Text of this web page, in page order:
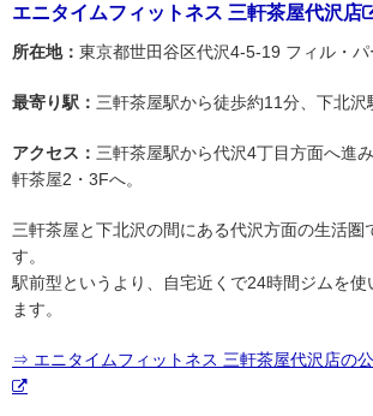
エニタイムフィットネス 三軒茶屋代沢店
所在地： 東京都世田谷区代沢4-5-19 フィル・
最寄り駅： 三軒茶屋駅から徒歩約11分、下北
アクセス： 三軒茶屋駅から代沢4丁目方面へ進
軒茶屋2・3Fへ。
三軒茶屋と下北沢の間にある代沢方面の生活圏
す。
駅前型というより、自宅近くで24時間ジムを
ます。
⇒ エニタイムフィットネス 三軒茶屋代沢店の